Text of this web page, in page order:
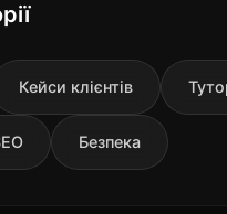
Кейси клієнтів
Безпека